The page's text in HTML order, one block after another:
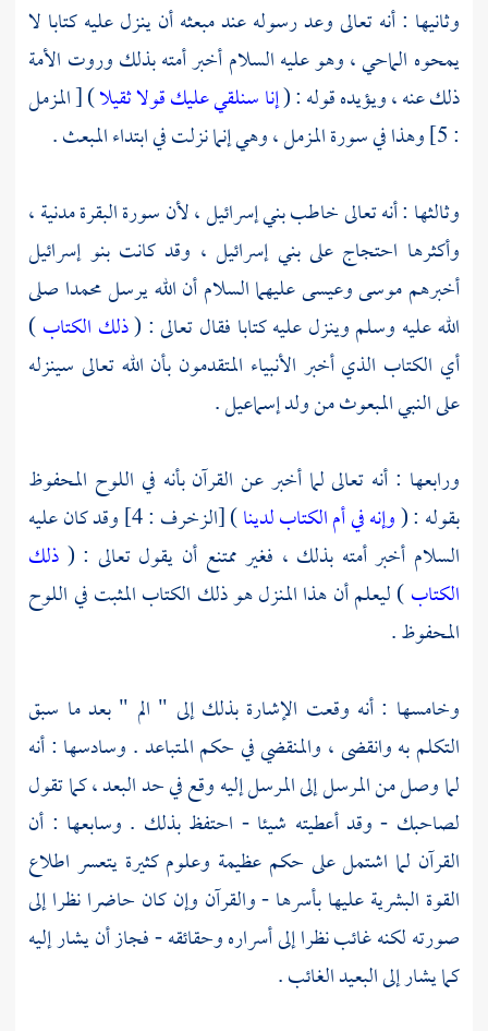
وثانيها : أنه تعالى وعد رسوله عند مبعثه أن ينزل عليه كتابا لا
يمحوه الماحي ، وهو عليه السلام أخبر أمته بذلك وروت الأمة
ذلك عنه ، ويؤيده قوله : (إنا سنلقي عليك قولا ثقيلا) [ المزمل
: 5] وهذا في سورة المزمل ، وهي إنما نزلت في ابتداء المبعث .
وثالثها : أنه تعالى خاطببني إسرائيل، لأن سورة البقرة مدنية ،
وأكثرها احتجاج علىبني إسرائيل ، وقد كانتبنو إسرائيل
أخبرهمموسىوعيسىعليهما السلام أن الله يرسلمحمدا صلى
الله عليه وسلم وينزل عليه كتابا فقال تعالى : (ذلك الكتاب)
أي الكتاب الذي أخبر الأنبياء المتقدمون بأن الله تعالى سينزله
على النبي المبعوث من ولدإسماعيل.
ورابعها : أنه تعالى لما أخبر عن القرآن بأنه في اللوح المحفوظ
بقوله : (وإنه في أم الكتاب لدينا
) [الزخرف : 4] وقد كان عليه
السلام أخبر أمته بذلك ، فغير ممتنع أن يقول تعالى : ( ذلك
الكتاب) ليعلم أن هذا المنزل هو ذلك الكتاب المثبت في اللوح
المحفوظ .
وخامسها : أنه وقعت الإشارة بذلك إلى " الم " بعد ما سبق
التكلم به وانقضى ، والمنقضي في حكم المتباعد . وسادسها : أنه
لما وصل من المرسل إلى المرسل إليه وقع في حد البعد ، كما تقول
لصاحبك - وقد أعطيته شيئا - احتفظ بذلك . وسابعها : أن
القرآن لما اشتمل على حكم عظيمة وعلوم كثيرة يتعسر اطلاع
القوة البشرية عليها بأسرها - والقرآن وإن كان حاضرا نظرا إلى
صورته لكنه غائب نظرا إلى أسراره وحقائقه - فجاز أن يشار إليه
كما يشار إلى البعيد الغائب .